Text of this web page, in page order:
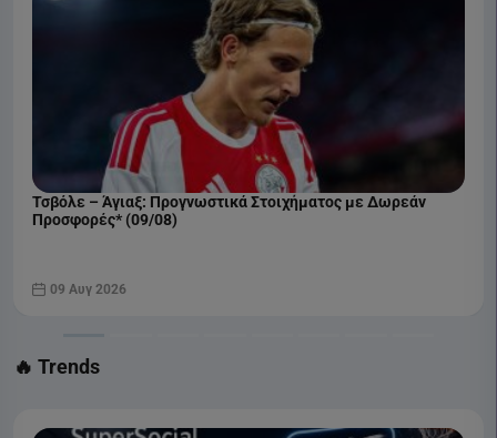
Liga Portugal
COSMOTE SPORT 1 HD
Τσβόλε – Άγιαξ: Προγνωστικά Στοιχήματος με Δωρεάν
Προσφορές* (09/08)
09 Αυγ 2026
🔥 Trends